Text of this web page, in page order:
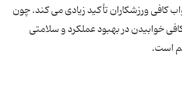
کافی ورزشکاران تأکید زیادی می کند. چون
خوابیدن در بهبود عملکرد و سلامتی